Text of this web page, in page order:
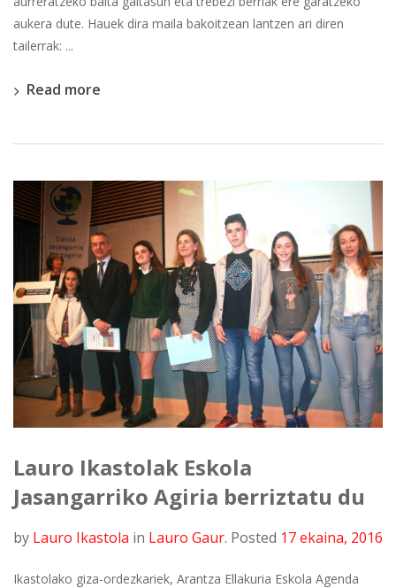
aukera dute. Hauek dira maila bakoitzean lantzen ari diren
tailerrak: ...
Read more
Lauro Ikastolak Eskola
Jasangarriko Agiria berriztatu du
by Lauro Ikastola in Lauro Gaur. Posted 17 ekaina, 2016
Ikastolako giza-ordezkariek, Arantza Ellakuria Eskola Agenda